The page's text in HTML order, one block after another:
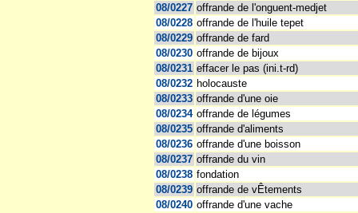
08/0227 offrande de l'onguent-medjet
08/0228 offrande de l'huile tepet
08/0229 offrande de fard
08/0230 offrande de bijoux
08/0231 effacer le pas (ini.t-rd)
08/0232 holocauste
08/0233 offrande d'une oie
08/0234 offrande de légumes
08/0235 offrande d'aliments
08/0236 offrande d'une boisson
08/0237 offrande du vin
08/0238 fondation
08/0239 offrande de vÊtements
08/0240 offrande d'une vache